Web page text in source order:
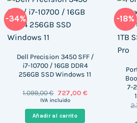
-34%
Dell Precision 3450 SFF /
i7-10700 / 16GB DDR4
256GB SSD Windows 11
1.099,00€ El
precio
era:
1.099,00 €.
727,00 €El
IVA incluido
Añadir al carrito
-18%
7-